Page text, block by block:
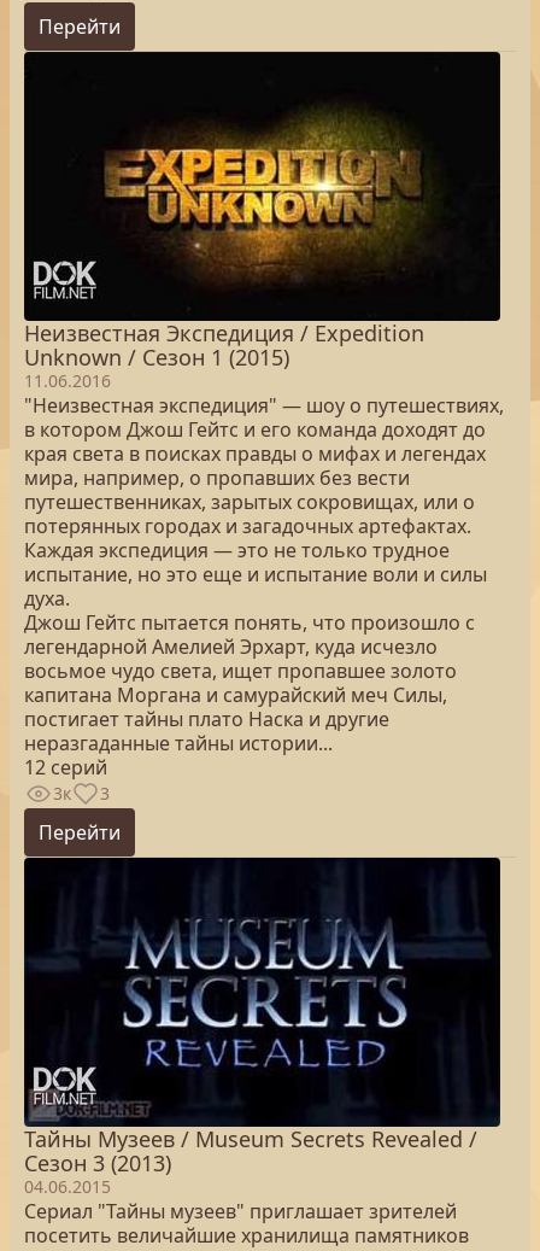
Перейти
Неизвестная Экспедиция / Expedition
Unknown / Сезон 1 (2015)
11.06.2016
"Неизвестная экспедиция" — шоу о путешествиях,
в котором Джош Гейтс и его команда доходят до
края света в поисках правды о мифах и легендах
мира, например, о пропавших без вести
путешественниках, зарытых сокровищах, или о
потерянных городах и загадочных артефактах.
Каждая экспедиция — это не только трудное
испытание, но это еще и испытание воли и силы
духа.
Джош Гейтс пытается понять, что произошло с
легендарной Амелией Эрхарт, куда исчезло
восьмое чудо света, ищет пропавшее золото
капитана Моргана и самурайский меч Силы,
постигает тайны плато Наска и другие
неразгаданные тайны истории...
12 серий
3к 3
Перейти
Тайны Музеев / Museum Secrets Revealed /
Сезон 3 (2013)
04.06.2015
Сериал "Тайны музеев" приглашает зрителей
посетить величайшие хранилища памятников